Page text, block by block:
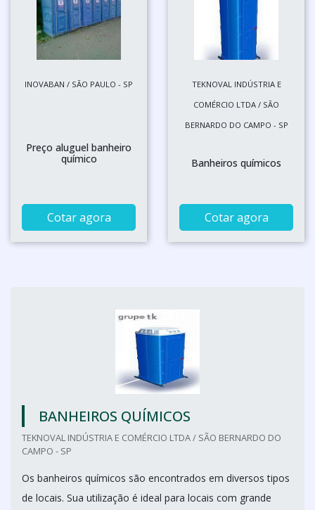
INOVABAN / SÃO PAULO - SP
Preço aluguel banheiro
químico
Cotar agora
TEKNOVAL INDÚSTRIA E
COMÉRCIO LTDA / SÃO
BERNARDO DO CAMPO - SP
Banheiros químicos
Cotar agora
BANHEIROS QUÍMICOS
TEKNOVAL INDÚSTRIA E COMÉRCIO LTDA / SÃO BERNARDO DO
CAMPO - SP
Os banheiros químicos são encontrados em diversos tipos
de locais. Sua utilização é ideal para locais com grande